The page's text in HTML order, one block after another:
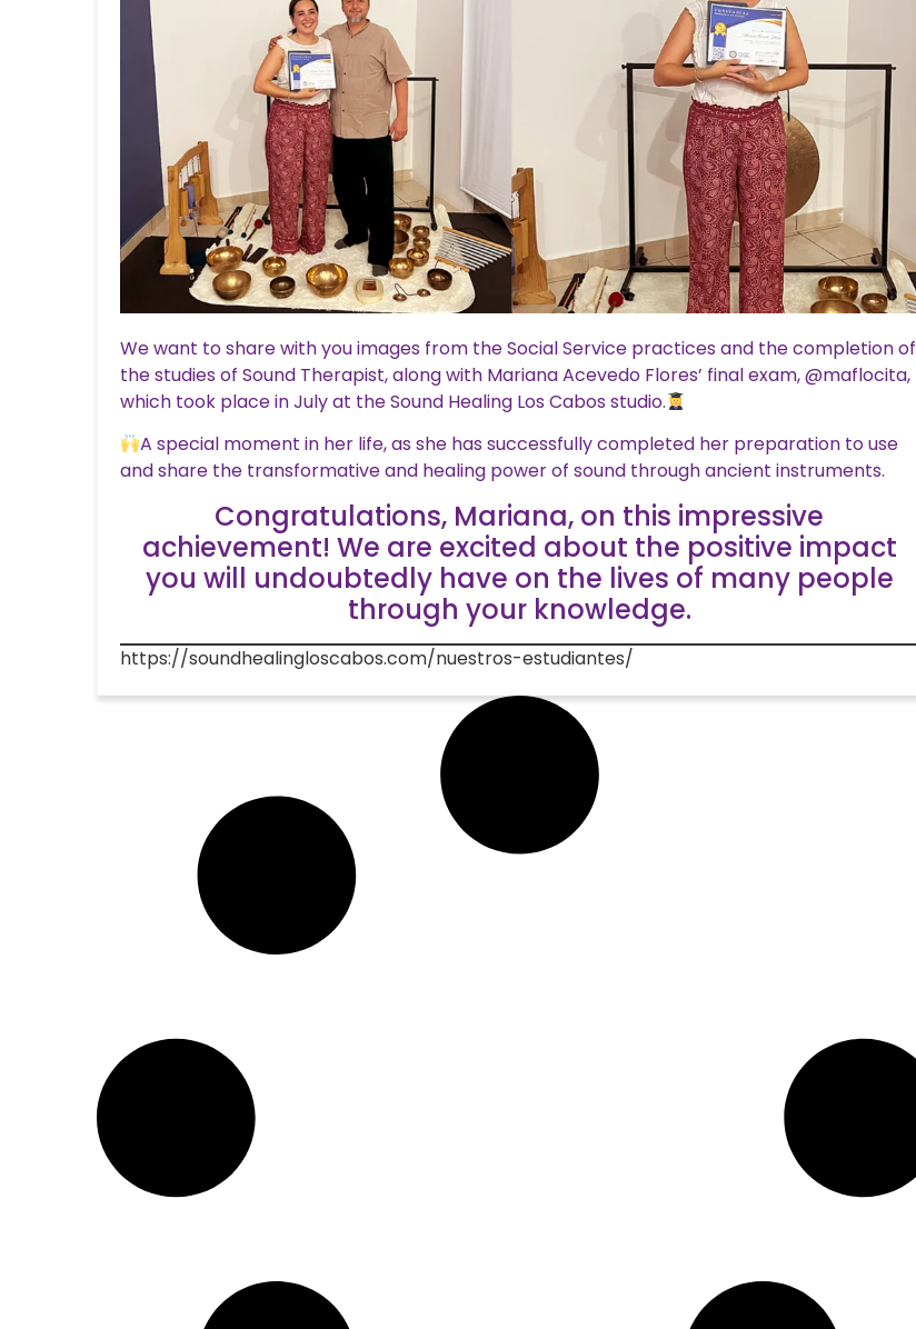
We want to share with you images from the Social Service practices and the completion of
the studies of Sound Therapist, along with Mariana Acevedo Flores’ final exam, @maflocita,
which took place in July at the Sound Healing Los Cabos studio.
A special moment in her life, as she has successfully completed her preparation to use
and share the transformative and healing power of sound through ancient instruments.
Congratulations, Mariana, on this impressive
achievement! We are excited about the positive impact
you will undoubtedly have on the lives of many people
through your knowledge.
https://soundhealingloscabos.com/nuestros-estudiantes/